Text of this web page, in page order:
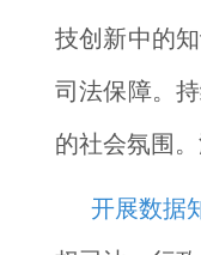
技创新中的
司法保障。
的社会氛围
开展数据